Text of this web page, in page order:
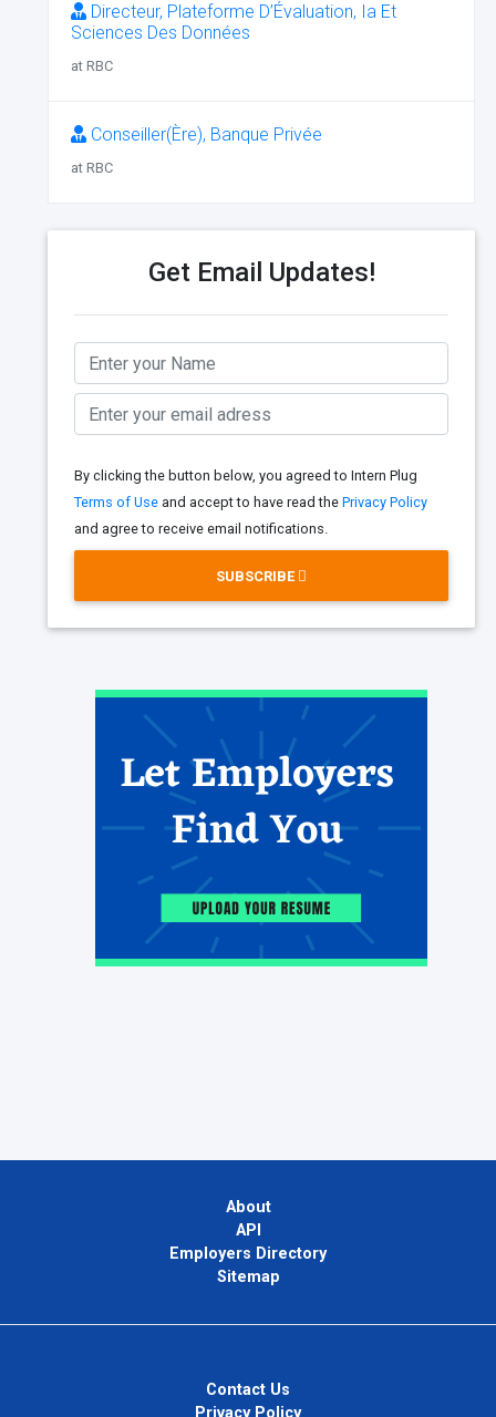
Directeur, Plateforme D’Évaluation, Ia Et
Sciences Des Données
at RBC
Conseiller(Ère), Banque Privée
at RBC
Get Email Updates!
By clicking the button below, you agreed to Intern Plug
Terms of Use and accept to have read the Privacy Policy
and agree to receive email notifications.
SUBSCRIBE
About
API
Employers Directory
Sitemap
Contact Us
Privacy Policy